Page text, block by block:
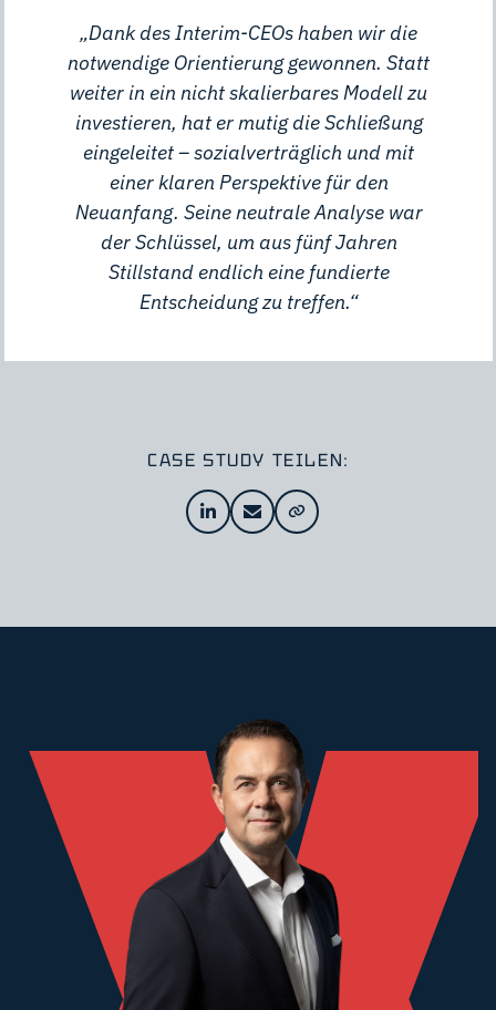
„Dank des Interim-CEOs haben wir die
notwendige Orientierung gewonnen. Statt
weiter in ein nicht skalierbares Modell zu
investieren, hat er mutig die Schließung
eingeleitet – sozialverträglich und mit
einer klaren Perspektive für den
Neuanfang. Seine neutrale Analyse war
der Schlüssel, um aus fünf Jahren
Stillstand endlich eine fundierte
Entscheidung zu treffen.“
CASE STUDY TEILEN: